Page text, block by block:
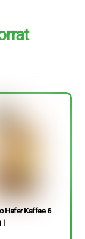
Hafer Kaffee 6